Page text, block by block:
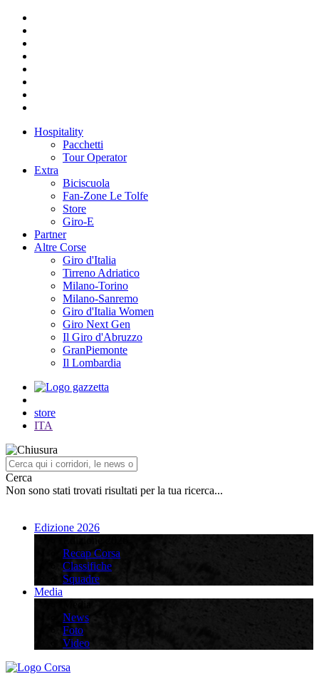
Hospitality
Pacchetti
Tour Operator
Extra
Biciscuola
Fan-Zone Le Tolfe
Store
Giro-E
Partner
Altre Corse
Giro d'Italia
Tirreno Adriatico
Milano-Torino
Milano-Sanremo
Giro d'Italia Women
Giro Next Gen
Il Giro d'Abruzzo
GranPiemonte
Il Lombardia
store
ITA
Cerca
Non sono stati trovati risultati per la tua ricerca...
Edizione 2026
Recap Corsa
Classifiche
Squadre
Media
News
Foto
Video